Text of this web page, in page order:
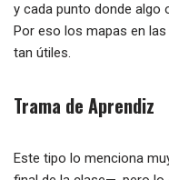
y cada punto donde algo
Por eso los mapas en
tan útiles.
Trama de Aprendiz
Este tipo lo menciona